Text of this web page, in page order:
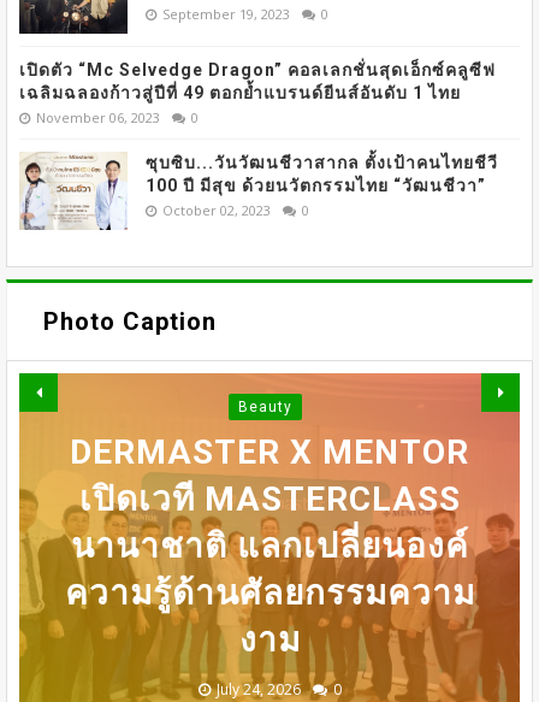
September 19, 2023 0
เปิดตัว “Mc Selvedge Dragon” คอลเลกชั่นสุดเอ็กซ์คลูซีฟ
เฉลิมฉลองก้าวสู่ปีที่ 49 ตอกย้ำแบรนด์ยีนส์อันดับ 1 ไทย
November 06, 2023 0
ซุบซิบ...วันวัฒนชีวาสากล ตั้งเป้าคนไทยชีวี
100 ปี มีสุข ด้วยนวัตกรรมไทย “วัฒนชีวา”
October 02, 2023 0
Photo Caption
BEDO เดินหน้าจัดกิจกรรม
เจรจาธุรกิจ “BIO TRADE
CONNECT 2026”
August 05, 2026 0
31 ก.ค เที่ยงตรง กดบัตรให้
ทันนะเพื่อน โปรฯเสือคำราม
990บาท ราคาเต็ม
1,800บาท
July 30, 2026 0
Beauty
DERMASTER X MENTOR
เปิดเวที MASTERCLASS
นานาชาติ​ แลกเปลี่ยนองค์
ความรู้ด้านศัลยกรรมความ
งาม
July 24, 2026 0
OMAZZ ตอกย้ำเทรนด์
“LONGEVITY” จัดงาน
“BEAUTY BEGINS WITH
INNER PEACE” ชวน
SONYA SINGHA -​SAMMY
COWELL ถ่ายทอดแรง
บันดาลใจสู่การดูแลตัวเอง
จากภายใน
July 24, 2026 0
DERMASTER เปิดเวทีแลก
เปลี่ยนความเชี่ยวชาญด้าน
ศัลยกรรมระดับนานาชาติ
July 24, 2026 0